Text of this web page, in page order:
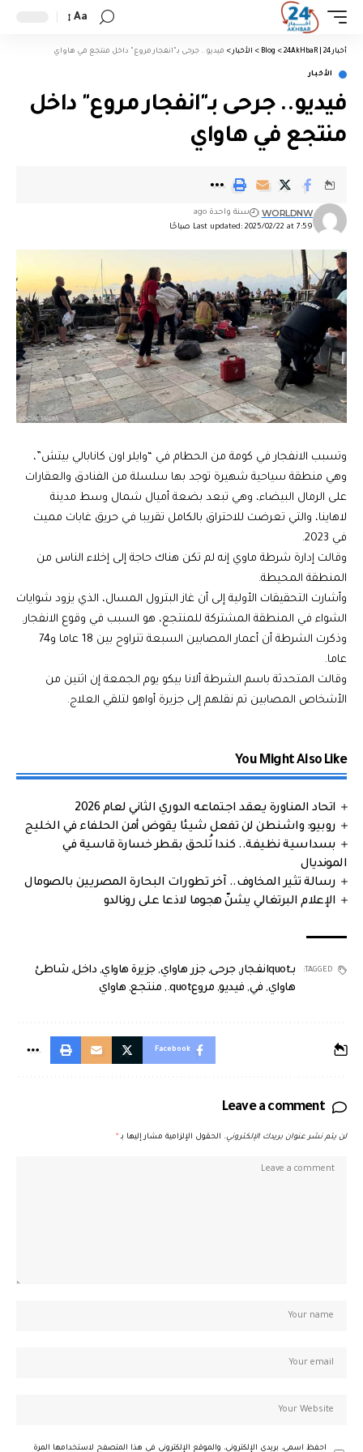
Aa
أخبار 24 | 24AkHbaR >
Blog
> الأخبار > فيديو.. جرحى بـ"انفجار مروع" داخل منتجع في هاواي
الأخبار
فيديو.. جرحى بـ"انفجار مروع" داخل
منتجع في هاواي
Last updated: 2025/02/22 at 7:59 صباحًا
WORLDNW سنة واحدة ago
وتسبب الانفجار في كومة من الحطام في “وايلر اون كانابالي بيتش”،
وهي منطقة سياحية شهيرة توجد بها سلسلة من الفنادق والعقارات
على الرمال البيضاء، وهي تبعد بضعة أميال شمال وسط مدينة
لاهاينا، والتي تعرضت للاحتراق بالكامل تقريبا في حريق غابات مميت
في 2023.
وقالت إدارة شرطة ماوي إنه لم تكن هناك حاجة إلى إخلاء الناس من
المنطقة المحيطة.
وأشارت التحقيقات الأولية إلى أن غاز البترول المسال، الذي يزود شوايات
الشواء في المنطقة المشتركة للمنتجع، هو السبب في وقوع الانفجار.
وذكرت الشرطة أن أعمار المصابين السبعة تتراوح بين 18 عاما و74
عاما.
وقالت المتحدثة باسم الشرطة ألانا بيكو يوم الجمعة إن اثنين من
الأشخاص المصابين تم نقلهم إلى جزيرة أواهو لتلقي العلاج.
You Might Also Like
اتحاد المناورة يعقد اجتماعه الدوري الثاني لعام 2026
روبيو: واشنطن لن تفعل شيئا يقوض أمن الحلفاء في الخليج
بسداسية نظيفة.. كندا تُلحق بقطر خسارة قاسية في
المونديال
رسالة تثير المخاوف.. آخر تطورات البحارة المصريين بالصومال
الإعلام البرتغالي يشنّ هجوما لاذعا على رونالدو
TAGGED: بـquotانفجار ,جرحى,جزر هاواي,جزيرة هاواي, داخل, شاطئ
هاواي, في, فيديو, مروعquot. , منتجع, هاواي
Facebook
Leave a comment
لن يتم نشر عنوان بريدك الإلكتروني. الحقول الإلزامية مشار إليها بـ *
احفظ اسمي، بريدي الإلكتروني، والموقع الإلكتروني في هذا المتصفح لاستخدامها المرة